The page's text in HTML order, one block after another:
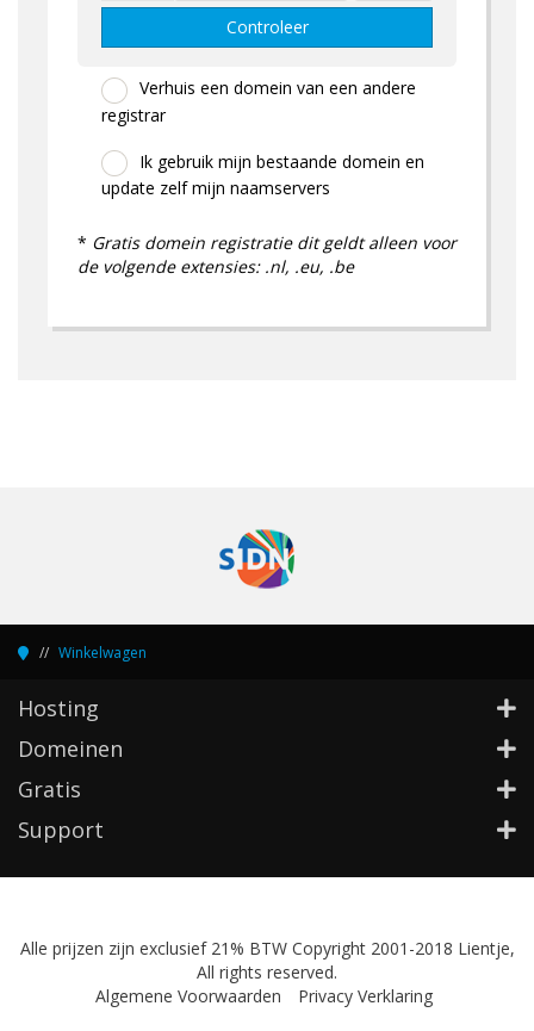
Controleer
Verhuis een domein van een andere
registrar
Ik gebruik mijn bestaande domein en
update zelf mijn naamservers
* Gratis domein registratie dit geldt alleen voor
de volgende extensies: .nl, .eu, .be
Winkelwagen
Hosting
Domeinen
Gratis
Support
Alle prijzen zijn exclusief 21% BTW Copyright 2001-2018 Lientje,
All rights reserved.
Algemene Voorwaarden
Privacy Verklaring